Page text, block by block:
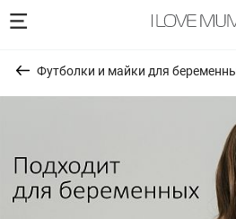
Футболки и майки для